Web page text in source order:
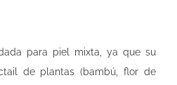
para piel mixta, ya que su
de plantas (bambú, flor de